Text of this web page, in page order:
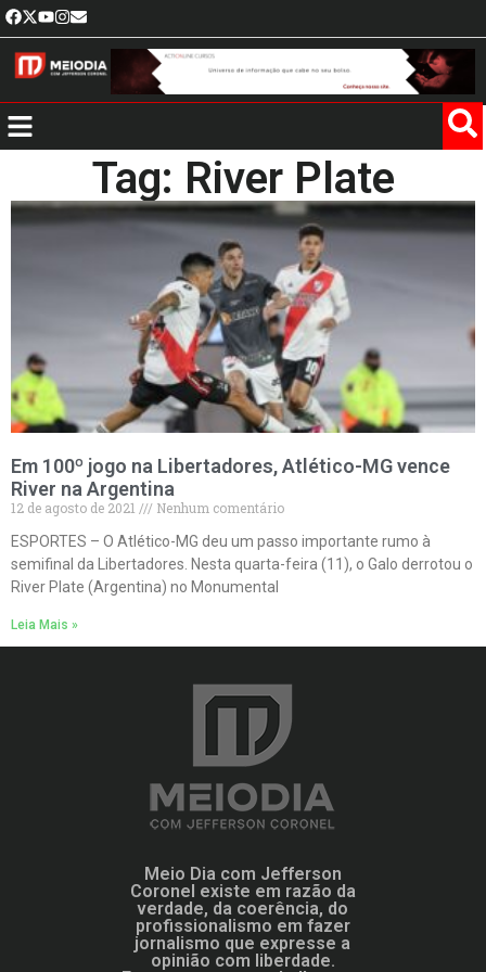
Tag: River Plate
Em 100º jogo na Libertadores, Atlético-MG vence
River na Argentina
12 de agosto de 2021
Nenhum comentário
ESPORTES – O Atlético-MG deu um passo importante rumo à
semifinal da Libertadores. Nesta quarta-feira (11), o Galo derrotou o
River Plate (Argentina) no Monumental
Leia Mais »
Meio Dia com Jefferson
Coronel existe em razão da
verdade, da coerência, do
profissionalismo em fazer
jornalismo que expresse a
opinião com liberdade.